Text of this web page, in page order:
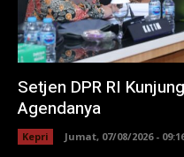
Setjen DPR RI
Agendanya
Kepri Jumat, 07/08/2026 -